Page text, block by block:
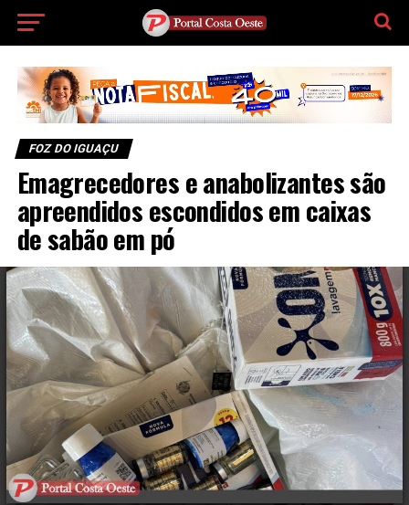
FOZ DO IGUAÇU
Emagrecedores e anabolizantes são
apreendidos escondidos em caixas
de sabão em pó